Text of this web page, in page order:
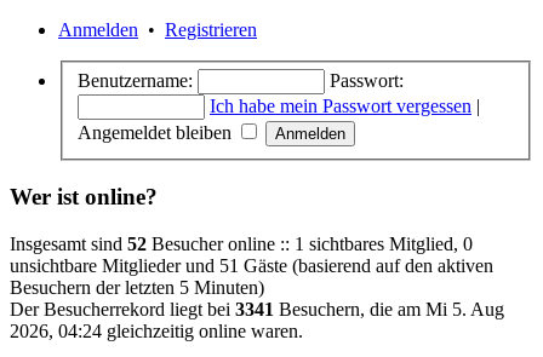
Anmelden • Registrieren
Benutzername:
Passwort:
Ich habe mein Passwort vergessen |
Angemeldet bleiben
Wer ist online?
Insgesamt sind 52 Besucher online :: 1 sichtbares Mitglied, 0
unsichtbare Mitglieder und 51 Gäste (basierend auf den aktiven
Besuchern der letzten 5 Minuten)
Der Besucherrekord liegt bei 3341 Besuchern, die am Mi 5. Aug
2026, 04:24 gleichzeitig online waren.